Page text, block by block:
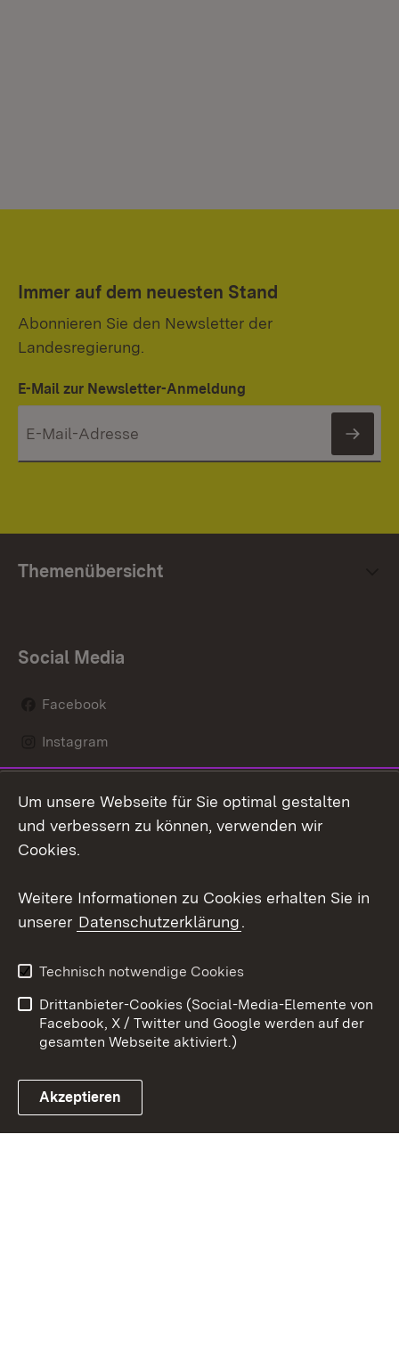
Immer auf dem neuesten Stand
Abonnieren Sie den Newsletter der
Landesregierung.
E-Mail zur Newsletter-Anmeldung
Themenübersicht
Social Media
Facebook
Instagram
Mastodon
Youtube
Link zum Landesportal
Kontakt
Datenschutz
Barrierefreiheit
Impressum Cookies
Um unsere Webseite für Sie optimal gestalten
und verbessern zu können, verwenden wir
Cookies.
Weitere Informationen zu Cookies erhalten Sie in
unserer Datenschutzerklärung.
Technisch notwendige Cookies
Drittanbieter-Cookies (Social-Media-Elemente von
Facebook, X / Twitter und Google werden auf der
gesamten Webseite aktiviert.)
Akzeptieren